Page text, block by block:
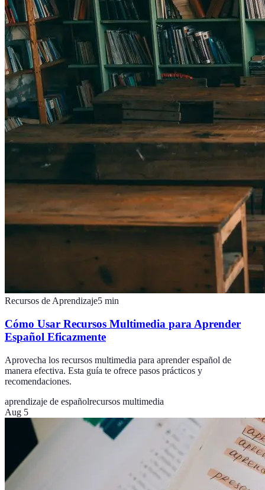
Recursos de Aprendizaje5 min
Cómo Usar Recursos Multimedia para Aprender
Español Eficazmente
Aprovecha los recursos multimedia para aprender español de
manera efectiva. Esta guía te ofrece pasos prácticos y
recomendaciones.
aprendizaje de españolrecursos multimedia
Aug 5